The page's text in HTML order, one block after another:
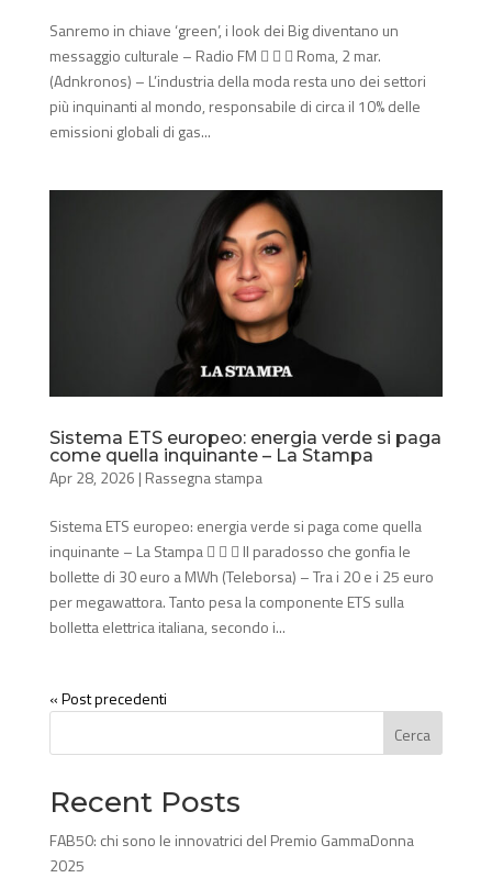
Sanremo in chiave ‘green’, i look dei Big diventano un
messaggio culturale – Radio FM    Roma, 2 mar.
(Adnkronos) – L’industria della moda resta uno dei settori
più inquinanti al mondo, responsabile di circa il 10% delle
emissioni globali di gas...
Sistema ETS europeo: energia verde si paga
come quella inquinante – La Stampa
Apr 28, 2026 | Rassegna stampa
Sistema ETS europeo: energia verde si paga come quella
inquinante – La Stampa    Il paradosso che gonfia le
bollette di 30 euro a MWh (Teleborsa) – Tra i 20 e i 25 euro
per megawattora. Tanto pesa la componente ETS sulla
bolletta elettrica italiana, secondo i...
« Post precedenti
Cerca
Recent Posts
FAB50: chi sono le innovatrici del Premio GammaDonna
2025